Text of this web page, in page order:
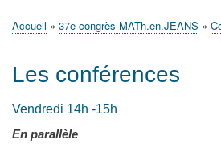
Accueil
Actualités
MATh.en.JEANS ?
Régions et Ateliers
Créer, gérer un atelier
Sujets/Publications
Congrès
d'Ariane
Accueil 37e congrès MATh.en.JEANS
Les conférences
Vendredi 14h -15h
En parallèle